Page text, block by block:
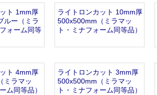
開設いたしました。
ト 1mm厚
ルー（ミラ
ォーム同等
ライトロンカット 10mm厚
500x500mm（ミラマッ
ト・ミナフォーム同等品）
ト 4mm厚
ミラマッ
ム同等品）
ライトロンカット 3mm厚
500x500mm（ミラマッ
ト・ミナフォーム同等品）